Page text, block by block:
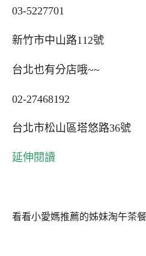
03-5227701
新竹市中山路112號
台北也有分店哦~~
02-27468192
台北市松山區塔悠路36號
延伸閱讀
看看小愛媽推薦的姊妹淘午茶